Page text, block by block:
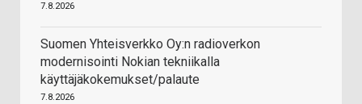
7.8.2026
Suomen Yhteisverkko Oy:n radioverkon
modernisointi Nokian tekniikalla
käyttäjäkokemukset/palaute
7.8.2026